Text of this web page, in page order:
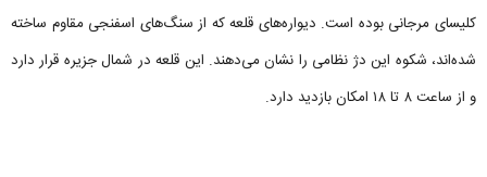
کلیسای مرجانی بوده است. دیواره‌های قلعه که از سنگ‌های اسفنجی مقاوم ساخته
شده‌اند، شکوه این دژ نظامی را نشان می‌دهند. این قلعه در شمال جزیره قرار دارد
و از ساعت ۸ تا ۱۸ امکان بازدید دارد.